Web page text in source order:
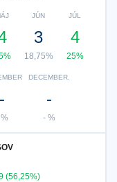
JÚN
3
18,75%
JÚL
4
25%
-
DECEMBER.
-
- %
(56,25%)